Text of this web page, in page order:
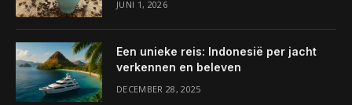
JUNI 1, 2026
Een unieke reis: Indonesië per jacht
verkennen en beleven
DECEMBER 28, 2025